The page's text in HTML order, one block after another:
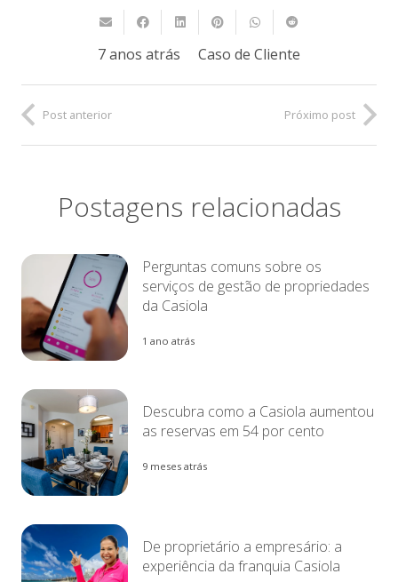
7 anos atrás Caso de Cliente
Post anterior Próximo post
Postagens relacionadas
Perguntas comuns sobre os
serviços de gestão de propriedades
da Casiola
1 ano atrás
Descubra como a Casiola aumentou
as reservas em 54 por cento
9 meses atrás
De proprietário a empresário: a
experiência da franquia Casiola